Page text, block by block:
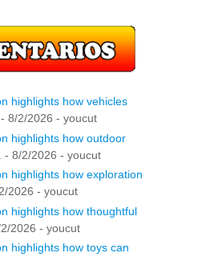
highlights how vehicles
- 8/2/2026 - youcut
highlights how outdoor
- 8/2/2026 - youcut
highlights how exploration
2026 - youcut
highlights how thoughtful
2026 - youcut
highlights how toys can